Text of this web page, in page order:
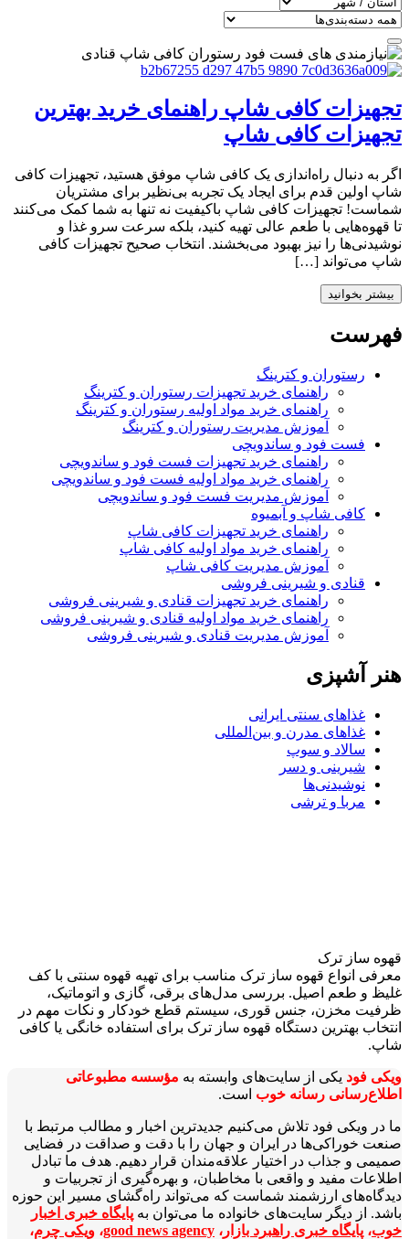
تجهیزات کافی‌ شاپ راهنمای خرید بهترین
تجهیزات کافی‌ شاپ
اگر به دنبال راه‌اندازی یک کافی شاپ موفق هستید، تجهیزات کافی
شاپ اولین قدم برای ایجاد یک تجربه بی‌نظیر برای مشتریان
شماست! تجهیزات کافی شاپ باکیفیت نه تنها به شما کمک می‌کنند
تا قهوه‌هایی با طعم عالی تهیه کنید، بلکه سرعت سرو غذا و
نوشیدنی‌ها را نیز بهبود می‌بخشند. انتخاب صحیح تجهیزات کافی
شاپ می‌تواند […]
بیشتر بخوانید
فهرست
رستوران و کترینگ
راهنمای خرید تجهیزات رستوران و کترینگ
راهنمای خرید مواد اولیه رستوران و کترینگ
آموزش مدیریت رستوران و کترینگ
فست فود و ساندویچی
راهنمای خرید تجهیزات فست فود و ساندویچی
راهنمای خرید مواد اولیه فست فود و ساندویچی
آموزش مدیریت فست فود و ساندویچی
کافی شاپ و آبمیوه
راهنمای خرید تجهیزات کافی شاپ
راهنمای خرید مواد اولیه کافی‌ شاپ‌
آموزش مدیریت کافی شاپ
قنادی و شیرینی فروشی
راهنمای خرید تجهیزات قنادی و شیرینی فروشی
راهنمای خرید مواد اولیه قنادی و شیرینی فروشی
آموزش مدیریت قنادی و شیرینی فروشی
هنر آشپزی
غذاهای سنتی ایرانی
غذاهای مدرن و بین‌المللی
سالاد و سوپ
شیرینی و دسر
نوشیدنی‌ها
مربا و ترشی
قهوه‌ ساز ترک
معرفی انواع قهوه ساز ترک مناسب برای تهیه قهوه سنتی با کف
غلیظ و طعم اصیل. بررسی مدل‌های برقی، گازی و اتوماتیک،
ظرفیت مخزن، جنس قوری، سیستم قطع خودکار و نکات مهم در
انتخاب بهترین دستگاه قهوه ساز ترک برای استفاده خانگی یا کافی
شاپ.
ویکی‌ فود یکی از سایت‌های وابسته به مؤسسه مطبوعاتی
اطلاع‌رسانی رسانه خوب است.
ما در ویکی‌ فود تلاش می‌کنیم جدیدترین اخبار و مطالب مرتبط با
صنعت خوراکی‌ها در ایران و جهان را با دقت و صداقت در فضایی
صمیمی و جذاب در اختیار علاقه‌مندان قرار دهیم. هدف ما تبادل
اطلاعات مفید و واقعی با مخاطبان، و بهره‌گیری از تجربیات و
دیدگاه‌های ارزشمند شماست که می‌تواند راه‌گشای مسیر این حوزه
باشد. از دیگر سایت‌های خانواده ما می‌توان به پایگاه خبری اخبار
خوب، پایگاه خبری راهبرد بازار ، good news agency، ویکی چرم،